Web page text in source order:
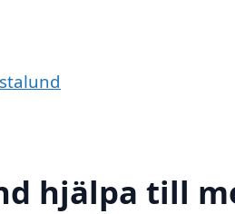
hjälpa till